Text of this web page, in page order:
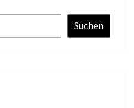
Suchen